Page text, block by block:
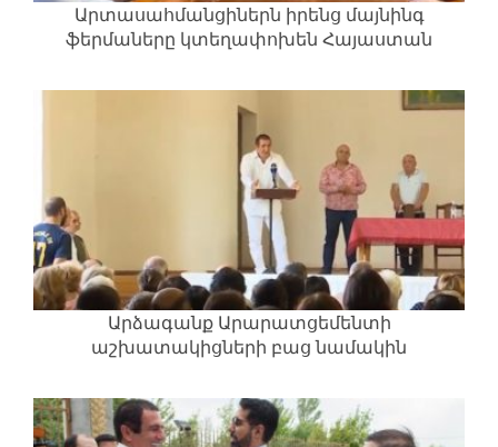
Արտասահմանցիներն իրենց մայնինգ
ֆերմաները կտեղափոխեն Հայաստան
Արձագանք Արարատցեմենտի
աշխատակիցների բաց նամակին